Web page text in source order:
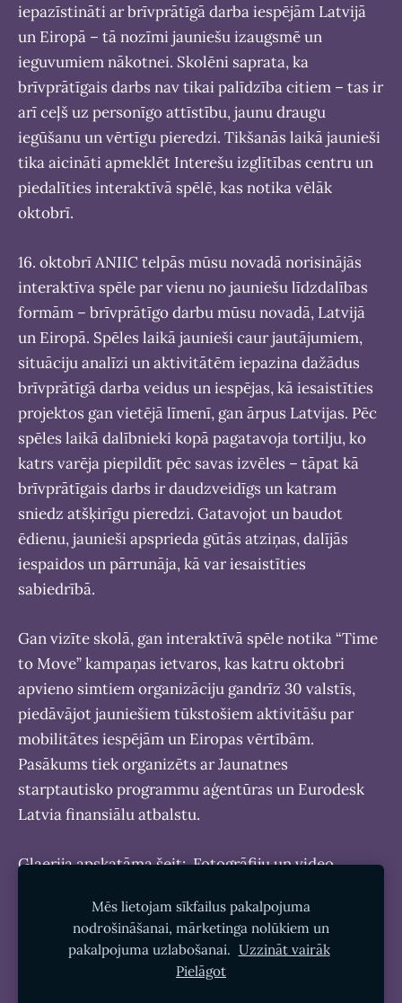
iepazīstināti ar brīvprātīgā darba iespējām Latvijā
un Eiropā – tā nozīmi jauniešu izaugsmē un
ieguvumiem nākotnei. Skolēni saprata, ka
brīvprātīgais darbs nav tikai palīdzība citiem – tas ir
arī ceļš uz personīgo attīstību, jaunu draugu
iegūšanu un vērtīgu pieredzi. Tikšanās laikā jaunieši
tika aicināti apmeklēt Interešu izglītības centru un
piedalīties interaktīvā spēlē, kas notika vēlāk
oktobrī.
16. oktobrī ANIIC telpās mūsu novadā norisinājās
interaktīva spēle par vienu no jauniešu līdzdalības
formām – brīvprātīgo darbu mūsu novadā, Latvijā
un Eiropā. Spēles laikā jaunieši caur jautājumiem,
situāciju analīzi un aktivitātēm iepazina dažādus
brīvprātīgā darba veidus un iespējas, kā iesaistīties
projektos gan vietējā līmenī, gan ārpus Latvijas. Pēc
spēles laikā dalībnieki kopā pagatavoja tortilju, ko
katrs varēja piepildīt pēc savas izvēles – tāpat kā
brīvprātīgais darbs ir daudzveidīgs un katram
sniedz atšķirīgu pieredzi. Gatavojot un baudot
ēdienu, jaunieši apsprieda gūtās atziņas, dalījās
iespaidos un pārrunāja, kā var iesaistīties
sabiedrībā.
Gan vizīte skolā, gan interaktīvā spēle notika “Time
to Move” kampaņas ietvaros, kas katru oktobri
apvieno simtiem organizāciju gandrīz 30 valstīs,
piedāvājot jauniešiem tūkstošiem aktivitāšu par
mobilitātes iespējām un Eiropas vērtībām.
Pasākums tiek organizēts ar Jaunatnes
starptautisko programmu aģentūras un Eurodesk
Latvia finansiālu atbalstu.
Glaerija apskatāma šeit:Fotogrāfiju un video
Sīkdatnes
Mēs lietojam sīkfailus pakalpojuma
nodrošināšanai, mārketinga nolūkiem un
pakalpojuma uzlabošanai. Uzzināt vairāk
Pielāgot